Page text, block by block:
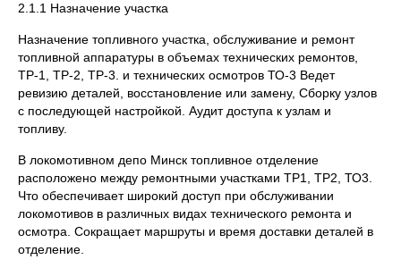
2.1.1 Назначение участка
Назначение топливного участка, обслуживание и ремонт
топливной аппаратуры в объемах технических ремонтов,
ТР-1, ТР-2, ТР-3. и технических осмотров ТО-3 Ведет
ревизию деталей, восстановление или замену, Сборку узлов
с последующей настройкой. Аудит доступа к узлам и
топливу.
В локомотивном депо Минск топливное отделение
расположено между ремонтными участками ТР1, ТР2, ТО3.
Что обеспечивает широкий доступ при обслуживании
локомотивов в различных видах технического ремонта и
осмотра. Сокращает маршруты и время доставки деталей в
отделение.